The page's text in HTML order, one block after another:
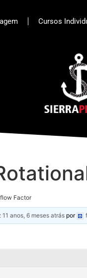
Cursos
Factor
11 anos, 6 meses atrás por